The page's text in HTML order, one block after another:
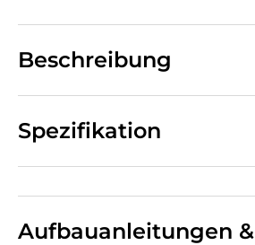
Beschreibung
Spezifikation
Aufbauanleitungen &